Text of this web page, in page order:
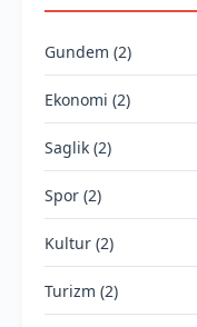
Gundem (2)
Ekonomi (2)
Saglik (2)
Spor (2)
Kultur (2)
Turizm (2)